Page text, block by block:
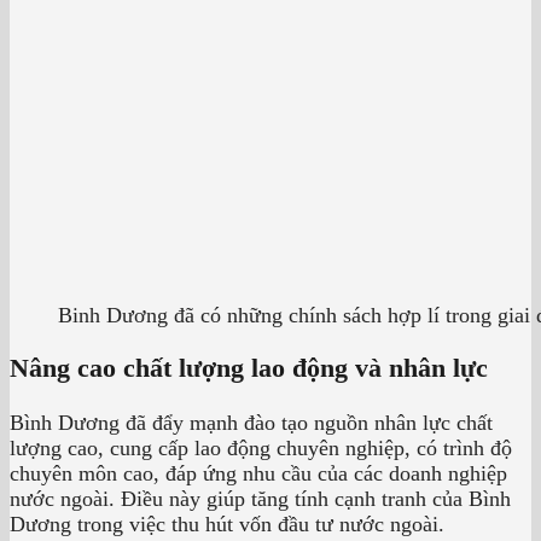
Binh Dương đã có những chính sách hợp lí trong giai
Nâng cao chất lượng lao động và nhân lực
Bình Dương đã đẩy mạnh đào tạo nguồn nhân lực chất
lượng cao, cung cấp lao động chuyên nghiệp, có trình độ
chuyên môn cao, đáp ứng nhu cầu của các doanh nghiệp
nước ngoài. Điều này giúp tăng tính cạnh tranh của Bình
Dương trong việc thu hút vốn đầu tư nước ngoài.